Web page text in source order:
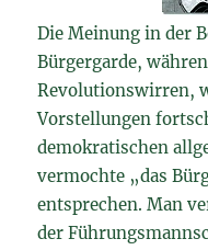
Die Meinung in der
Bürgergarde,
Revolutionswirren,
Vorstellungen
demokratischen
vermochte „das
entsprechen. Man
der